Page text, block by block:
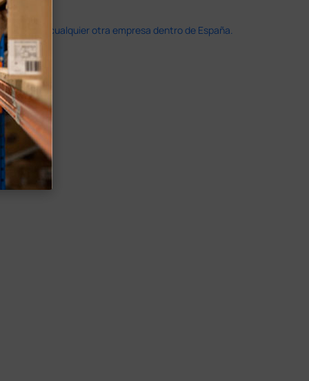
que en cualquier otra empresa dentro de España.